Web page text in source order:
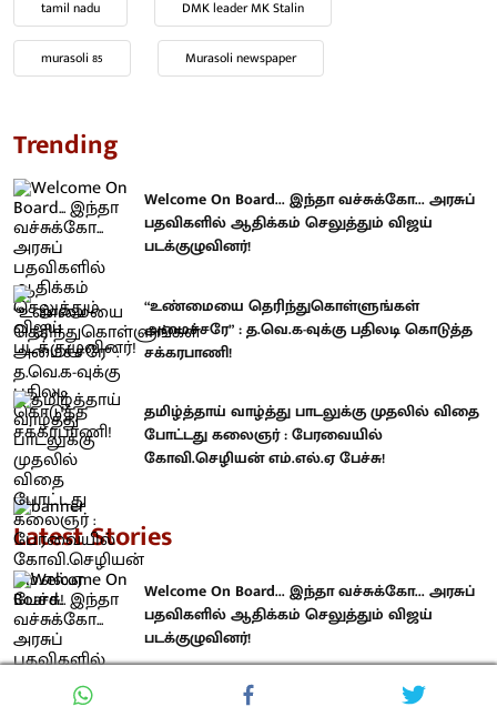
tamil nadu DMK leader MK Stalin
murasoli 85 Murasoli newspaper
Trending
Welcome On Board... இந்தா வச்சுக்கோ... அரசுப்
பதவிகளில் ஆதிக்கம் செலுத்தும் விஜய்
படக்குழுவினர்!
“உண்மையை தெரிந்துகொள்ளுங்கள்
அமைச்சரே” : த.வெ.க-வுக்கு பதிலடி கொடுத்த
சக்கரபாணி!
தமிழ்த்தாய் வாழ்த்து பாடலுக்கு முதலில் விதை
போட்டது கலைஞர் : பேரவையில்
கோவி.செழியன் எம்.எல்.ஏ பேச்சு!
Latest Stories
Welcome On Board... இந்தா வச்சுக்கோ... அரசுப்
பதவிகளில் ஆதிக்கம் செலுத்தும் விஜய்
படக்குழுவினர்!
“உண்மையை தெரிந்துகொள்ளுங்கள்